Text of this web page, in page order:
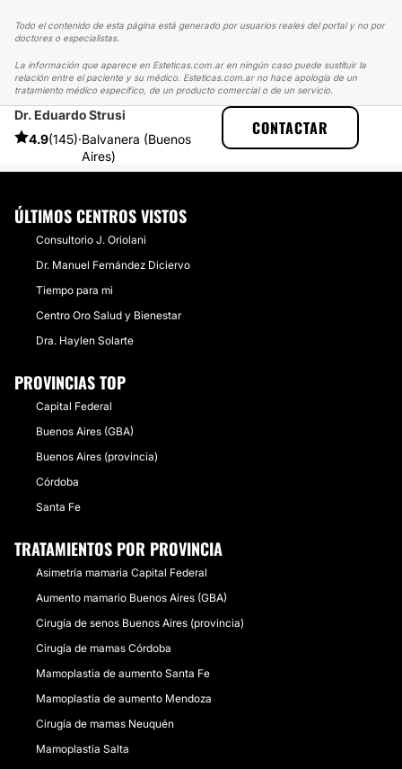
Todo el contenido de esta página está generado por usuarios reales del portal y no por
doctores o especialistas.
La información que aparece en Esteticas.com.ar en ningún caso puede sustituir la
relación entre el paciente y su médico. Esteticas.com.ar no hace apología de un
tratamiento médico específico, de un producto comercial o de un servicio.
Dr. Eduardo Strusi
4.9(145)·Balvanera (Buenos
Aires)
CONTACTAR
ESTETICAS
EXPERIENCIAS
EXPERIENCIAS SOBRE AUMENTO MAMAS
FELIZ! 400 CC MOTIVA SUBMUSCULAR
ÚLTIMOS CENTROS VISTOS
Consultorio J. Oriolani
Dr. Manuel Fernández Diciervo
Tiempo para mi
Centro Oro Salud y Bienestar
Dra. Haylen Solarte
PROVINCIAS TOP
Capital Federal
Buenos Aires (GBA)
Buenos Aires (provincia)
Córdoba
Santa Fe
TRATAMIENTOS POR PROVINCIA
Asimetría mamaria Capital Federal
Aumento mamario Buenos Aires (GBA)
Cirugía de senos Buenos Aires (provincia)
Cirugía de mamas Córdoba
Mamoplastia de aumento Santa Fe
Mamoplastia de aumento Mendoza
Cirugía de mamas Neuquén
Mamoplastia Salta